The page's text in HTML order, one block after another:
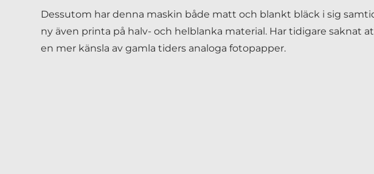
Dessutom har denna maskin både matt och blankt bläck i sig
ny även printa på halv- och helblanka material. Har tidigare saknat
en mer känsla av gamla tiders analoga fotopapper.